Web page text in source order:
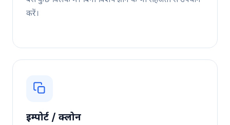
करें।
इम्पोर्ट / क्लोन